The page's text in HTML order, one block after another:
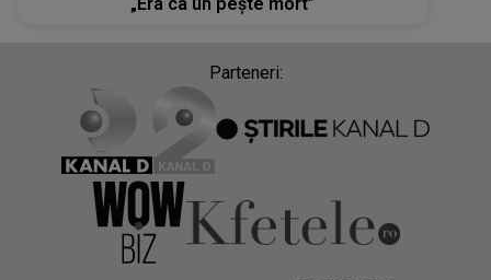
Parteneri: